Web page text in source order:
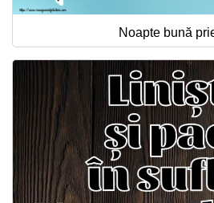
Noapte bună